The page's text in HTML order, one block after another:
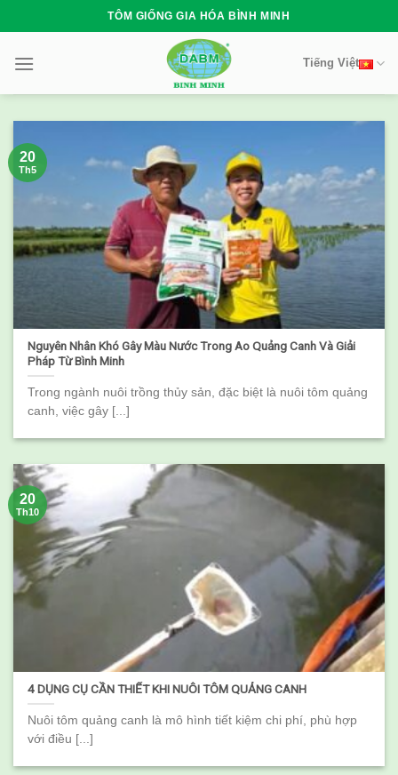
to
content
TÔM GIỐNG GIA HÓA BÌNH MINH
Tiếng Việt
Nguyên Nhân Khó Gây Màu Nước Trong Ao Quảng Canh Và Giải
Pháp Từ Bình Minh
Trong ngành nuôi trồng thủy sản, đặc biệt là nuôi tôm quảng
canh, việc gây [...]
20
Th5
4 DỤNG CỤ CẦN THIẾT KHI NUÔI TÔM QUẢNG CANH
Nuôi tôm quảng canh là mô hình tiết kiệm chi phí, phù hợp
với điều [...]
20
Th10